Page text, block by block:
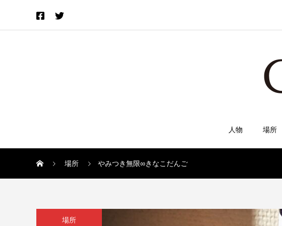
人物 場所
場所 やみつき無限∞きなこだんご
場所